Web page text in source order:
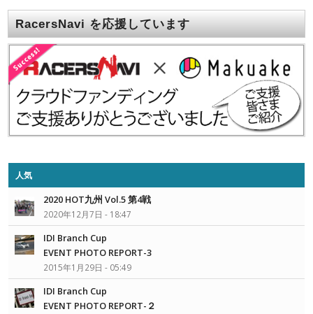
RacersNavi を応援しています
人気
2020 HOT九州 Vol.5 第4戦
2020年12月7日 - 18:47
IDI Branch Cup
EVENT PHOTO REPORT-3
2015年1月29日 - 05:49
IDI Branch Cup
EVENT PHOTO REPORT-２